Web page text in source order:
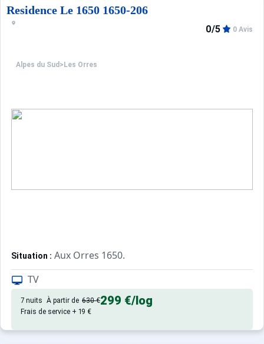
Residence Le 1650 1650-206
Alpes du Sud > Les Orres
0/5 0 Avis
Situation : Aux Orres 1650.
Appartement de particulier :Confortable et tout équipé.
TV
7 nuits À partir de 630 €299 €/log
Frais de service + 19 €